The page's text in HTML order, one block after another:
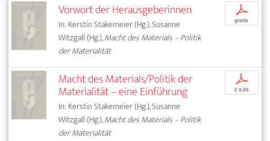
Vorwort der Herausgeberinnen
In: Kerstin Stakemeier (Hg.), Susanne
Witzgall (Hg.),Macht des Materials – Politik
der Materialität
p
gratis
Macht des Materials/Politik der
Materialität – eine Einführung
In: Kerstin Stakemeier (Hg.), Susanne
Witzgall (Hg.),Macht des Materials – Politik
der Materialität
p
€ 9,95